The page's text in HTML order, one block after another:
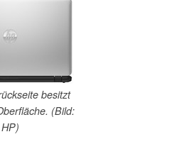
besitzt
(Bild:
HP)